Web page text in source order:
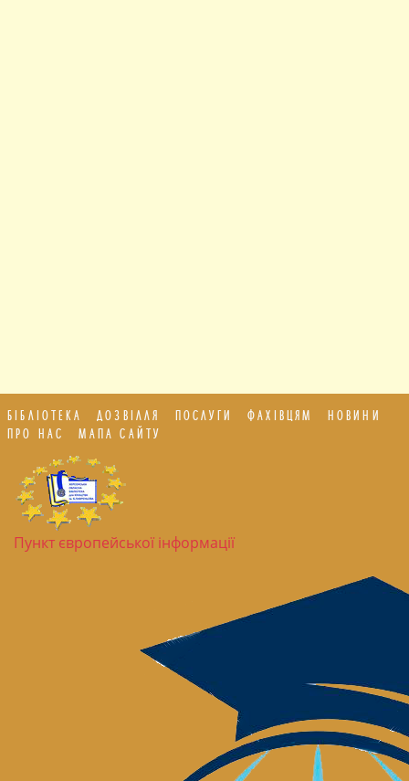
БІБЛІОТЕКА ДОЗВІЛЛЯ ПОСЛУГИ ФАХІВЦЯМ
НОВИНИ
ПРО НАС
МАПА САЙТУ
Пункт європейської інформації